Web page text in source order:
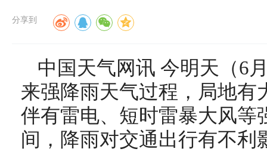
分享到
中国天气网讯 今明天（6
来强降雨天气过程，局地有
伴有雷电、短时雷暴大风等
间，降雨对交通出行有不利